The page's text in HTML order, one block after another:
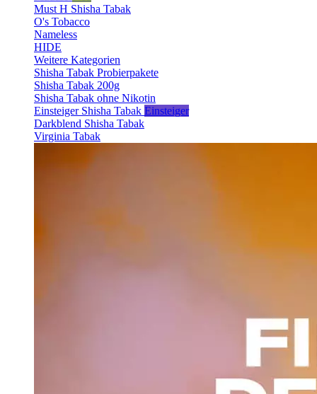
Must H Shisha Tabak
O's Tobacco
Nameless
HIDE
Weitere Kategorien
Shisha Tabak Probierpakete
Shisha Tabak 200g
Shisha Tabak ohne Nikotin
Einsteiger Shisha Tabak Einsteiger
Darkblend Shisha Tabak
Virginia Tabak